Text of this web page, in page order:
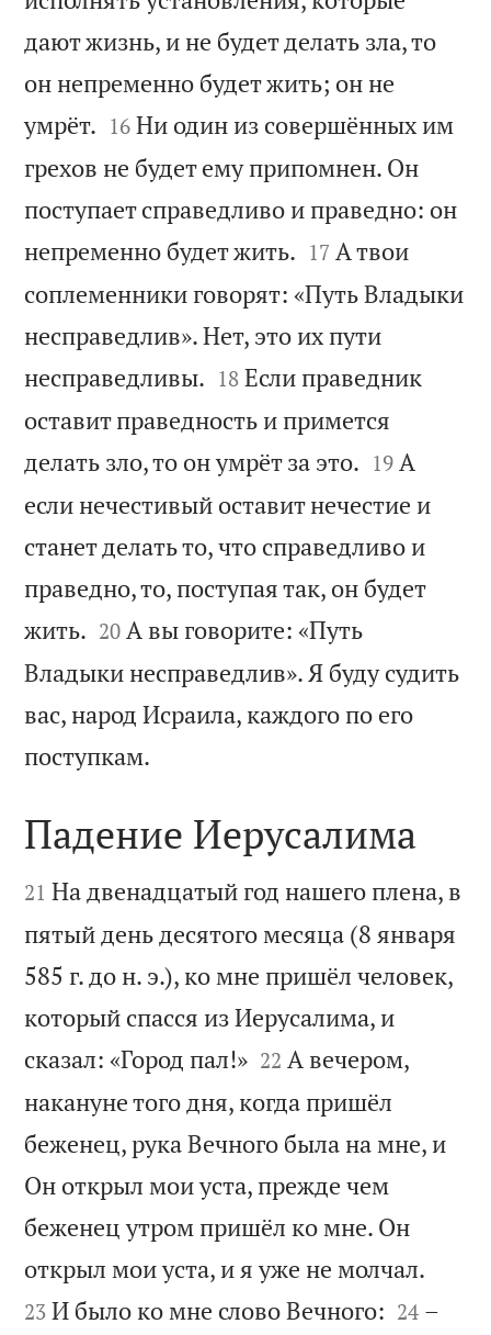
дают жизнь, и не будет делать зла, то
он непременно будет жить; он не
умрёт. 

16 Ни один из совершённых им
грехов не будет ему припомнен. Он
поступает справедливо и праведно: он
непременно будет жить. 

17 А твои
соплеменники говорят: «Путь Владыки
несправедлив». Нет, это их пути
несправедливы. 

18 Если праведник
оставит праведность и примется
делать зло, то он умрёт за это. 

19 А
если нечестивый оставит нечестие и
станет делать то, что справедливо и
праведно, то, поступая так, он будет
жить. 

20 А вы говорите: «Путь
Владыки несправедлив». Я буду судить
вас, народ Исраила, каждого по его
поступкам.

Падение Иерусалима

21 На двенадцатый год нашего плена, в
пятый день десятого месяца (8 января
585 г. до н. э.), ко мне пришёл человек,
который спасся из Иерусалима, и
сказал: «Город пал!»
22 А вечером,
накануне того дня, когда пришёл
беженец, рука Вечного была на мне, и
Он открыл мои уста, прежде чем
беженец утром пришёл ко мне. Он
открыл мои уста, и я уже не молчал.
23 И было ко мне слово Вечного: 

24 –